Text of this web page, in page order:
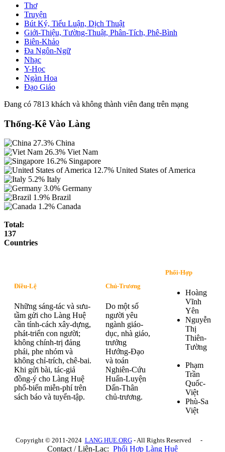
Thơ
Truyện
Bút Ký, Tiểu Luận, Dịch Thuật
Giới-Thiệu, Tường-Thuật, Phân-Tích, Phê-Bình
Biên-Khảo
Đa Ngôn-Ngữ
Nhạc
Y-Học
Ngàn Hoa
Đạo Giáo
Đang có 7813 khách và không thành viên đang trên mạng
Thống-Kê Vào Làng
27.3% China
26.3% Viet Nam
16.2% Singapore
12.7% United States of America
5.2% Italy
3.0% Germany
1.9% Brazil
1.2% Canada
Total:
137
Countries
Điều-Lệ
Những sáng-tác và sưu-
tầm gửi cho Làng Huệ
cần tính-cách xây-dựng,
phát-triển con người;
không chính-trị đảng
phái, phe nhóm và
không chỉ-trích, chê-bai.
Khi gửi bài, tác-giả
đồng-ý cho Làng Huệ
phổ-biến miễn-phí trên
sách báo và tuyển-tập.
Chủ-Trương
Do một số
người yêu
ngành giáo-
dục, nhà giáo,
trưởng
Hướng-Đạo
và toán
Nghiên-Cứu
Huấn-Luyện
Dấn-Thân
chủ-trương.
Phối-Hợp
Hoàng
Vĩnh
Yên
Nguyễn
Thị
Thiên-
Tường
Phạm
Trần
Quốc-
Việt
Phù-Sa
Việt
Copyright © 2011-2024 LANG HUE.ORG- All Rights Reserved -
Contact / Liên-Lạc: Phối Hợp Làng Huệ